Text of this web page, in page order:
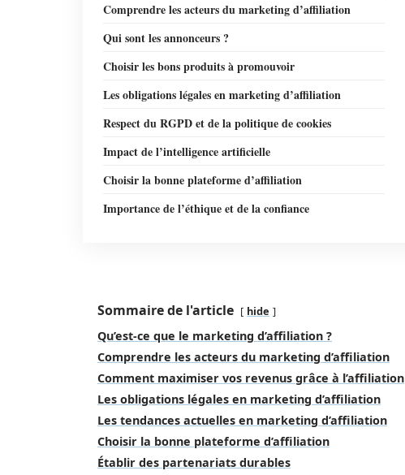
Comprendre les acteurs du marketing d’affiliation
Qui sont les annonceurs ?
Choisir les bons produits à promouvoir
Les obligations légales en marketing d’affiliation
Respect du RGPD et de la politique de cookies
Impact de l’intelligence artificielle
Choisir la bonne plateforme d’affiliation
Importance de l’éthique et de la confiance
Sommaire de l'article hide
Qu’est-ce que le marketing d’affiliation ?
Comprendre les acteurs du marketing d’affiliation
Comment maximiser vos revenus grâce à l’affiliation
Les obligations légales en marketing d’affiliation
Les tendances actuelles en marketing d’affiliation
Choisir la bonne plateforme d’affiliation
Établir des partenariats durables